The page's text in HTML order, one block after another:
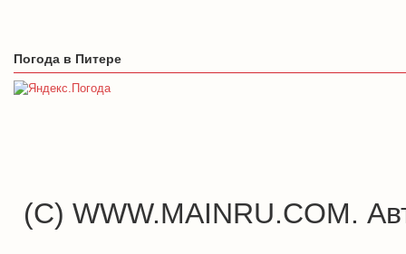
Погода в Питере
(C) WWW.MAINRU.COM.